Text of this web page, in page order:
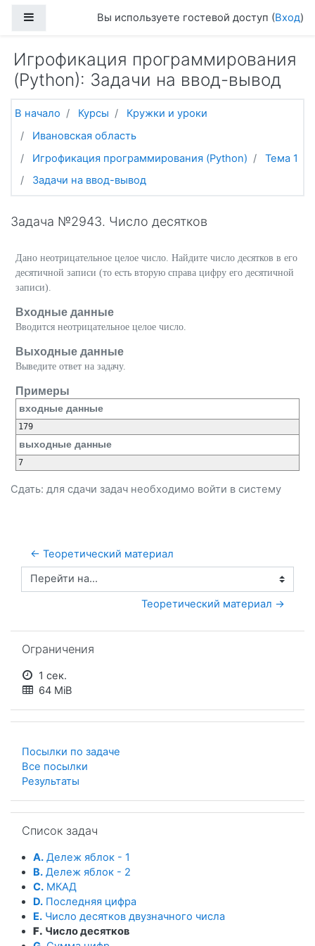
Боковая панельВы используете гостевой доступ (Вход)
Игрофикация программирования
(Python): Задачи на ввод-вывод
В начало Курсы
Кружки и уроки
Ивановская область
Игрофикация программирования (Python)
Тема 1
Задачи на ввод-вывод
Задача №2943. Число десятков
Дано неотрицательное целое число. Найдите число десятков в его
десятичной записи (то есть вторую справа цифру его десятичной
записи).
Входные данные
Вводится неотрицательное целое число.
Выходные данные
Выведите ответ на задачу.
Примеры
входные данные
выходные данные
Сдать: для сдачи задач необходимо войти в систему
← Теоретический материал
Перейти на...
Теоретический материал →
Ограничения
1 сек.
64 MiB
Посылки по задаче
Все посылки
Результаты
Список задач
A. Дележ яблок - 1
B. Дележ яблок - 2
C. МКАД
D. Последняя цифра
E. Число десятков двузначного числа
F. Число десятков